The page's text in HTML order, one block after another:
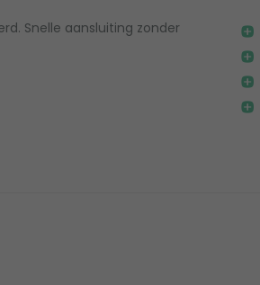
Snelle aansluiting zonder